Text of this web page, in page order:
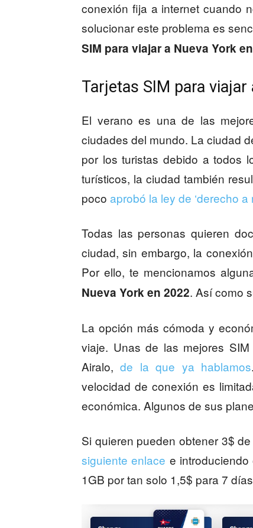
conexión fija a internet cuando
solucionar este problema es
SIM para viajar a Nueva York
Tarjetas SIM para viajar
El verano es una de las
ciudades del mundo. La ciudad
por los turistas debido a todos
turísticos, la ciudad también
poco aprobó la ley de ‘derecho a
Todas las personas quieren
ciudad, sin embargo, la
Por ello, te mencionamos
Nueva York en 2022. Así como
La opción más cómoda y
viaje. Unas de las mejores
Airalo,de la que ya hablamos
velocidad de conexión es
económica. Algunos de sus
Si quieren pueden obtener 3$
siguiente enlace e
1GB por tan solo 1,5$ para 7